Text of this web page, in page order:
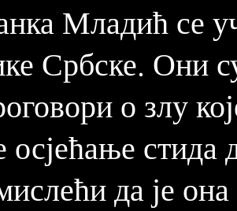
Младић се
Србске. Они
о злу
осјећање
да је